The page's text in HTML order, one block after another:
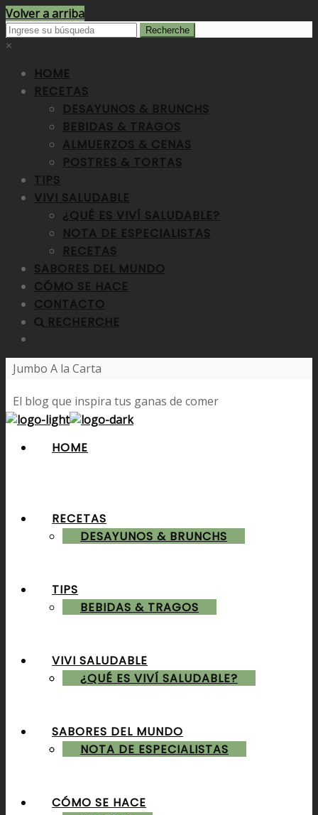
Volver a arriba
×
HOME
RECETAS
DESAYUNOS & BRUNCHS
BEBIDAS & TRAGOS
ALMUERZOS & CENAS
POSTRES & TORTAS
TIPS
VIVI SALUDABLE
¿QUÉ ES VIVÍ SALUDABLE?
NOTA DE ESPECIALISTAS
RECETAS
SABORES DEL MUNDO
CÓMO SE HACE
CONTACTO
RECHERCHE
Jumbo A la Carta
El blog que inspira tus ganas de comer
HOME
RECETAS
DESAYUNOS & BRUNCHS
BEBIDAS & TRAGOS
ALMUERZOS & CENAS
POSTRES & TORTAS
TIPS
VIVI SALUDABLE
¿QUÉ ES VIVÍ SALUDABLE?
NOTA DE ESPECIALISTAS
SABORES DEL MUNDO
CÓMO SE HACE